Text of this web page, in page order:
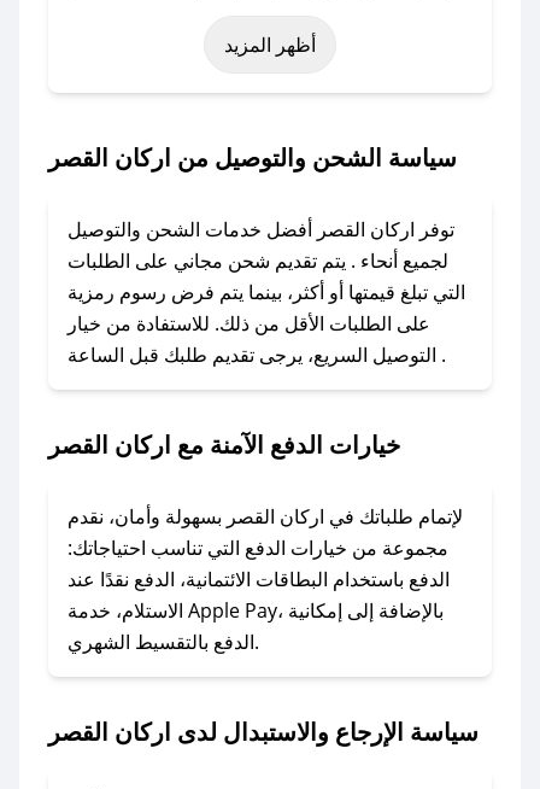
عيد الفطر، عيد الأضحى، الجمعة البيضاء (شهر
نوفمبر)، رمضان، اليوم الوطني، يوم التأسيس، أو
حتى عروض خاصة أخرى.
باستخدام تطبيق صحصح، يمكنك العثور بسهولة على
الكوبون، تواصل معنا عبر تويتر أو البريد الإلكتروني
لإضافته بسرعة.
### كيفية استخدام كود خصم اركان القصر؟
1. انسخ كود الخصم من تطبيق صحصح.
2. الصقه في خانة الدفع عند التسوق من اركان
لا تقلق! يمكنك التواصل مع فريق دعم صحصح عبر
الرسائل الخاصة على تويتر أو البريد الإلكتروني،
وسنقوم بحل المشكلة في أسرع وقت ممكن.
### ماذا أفعل إذا لم أجد كود خصم لمتجري
المفضل؟
مراسلتنا مباشرة وسنعمل على توفير الكوبونات في
أظهر المزيد
سياسة الشحن والتوصيل من اركان القصر
توفر اركان القصر أفضل خدمات الشحن والتوصيل
لجميع أنحاء . يتم تقديم شحن مجاني على الطلبات
التي تبلغ قيمتها أو أكثر، بينما يتم فرض رسوم رمزية
على الطلبات الأقل من ذلك. للاستفادة من خيار
التوصيل السريع، يرجى تقديم طلبك قبل الساعة .
خيارات الدفع الآمنة مع اركان القصر
لإتمام طلباتك في اركان القصر بسهولة وأمان، نقدم
مجموعة من خيارات الدفع التي تناسب احتياجاتك:
الدفع باستخدام البطاقات الائتمانية، الدفع نقدًا عند
الاستلام، خدمة Apple Pay، بالإضافة إلى إمكانية
الدفع بالتقسيط الشهري.
سياسة الإرجاع والاستبدال لدى اركان القصر